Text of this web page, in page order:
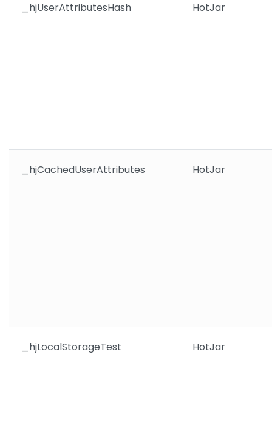
_hjUserAttributesHash HotJar
_hjCachedUserAttributes HotJar
_hjLocalStorageTest HotJar